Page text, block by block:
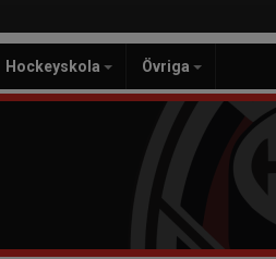
Hockeyskola Övriga